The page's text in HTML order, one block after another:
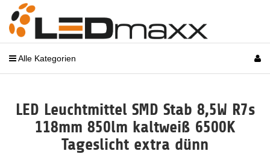
Alle Kategorien
LED Leuchtmittel SMD Stab 8,5W R7s
118mm 850lm kaltweiß 6500K
Tageslicht extra dünn